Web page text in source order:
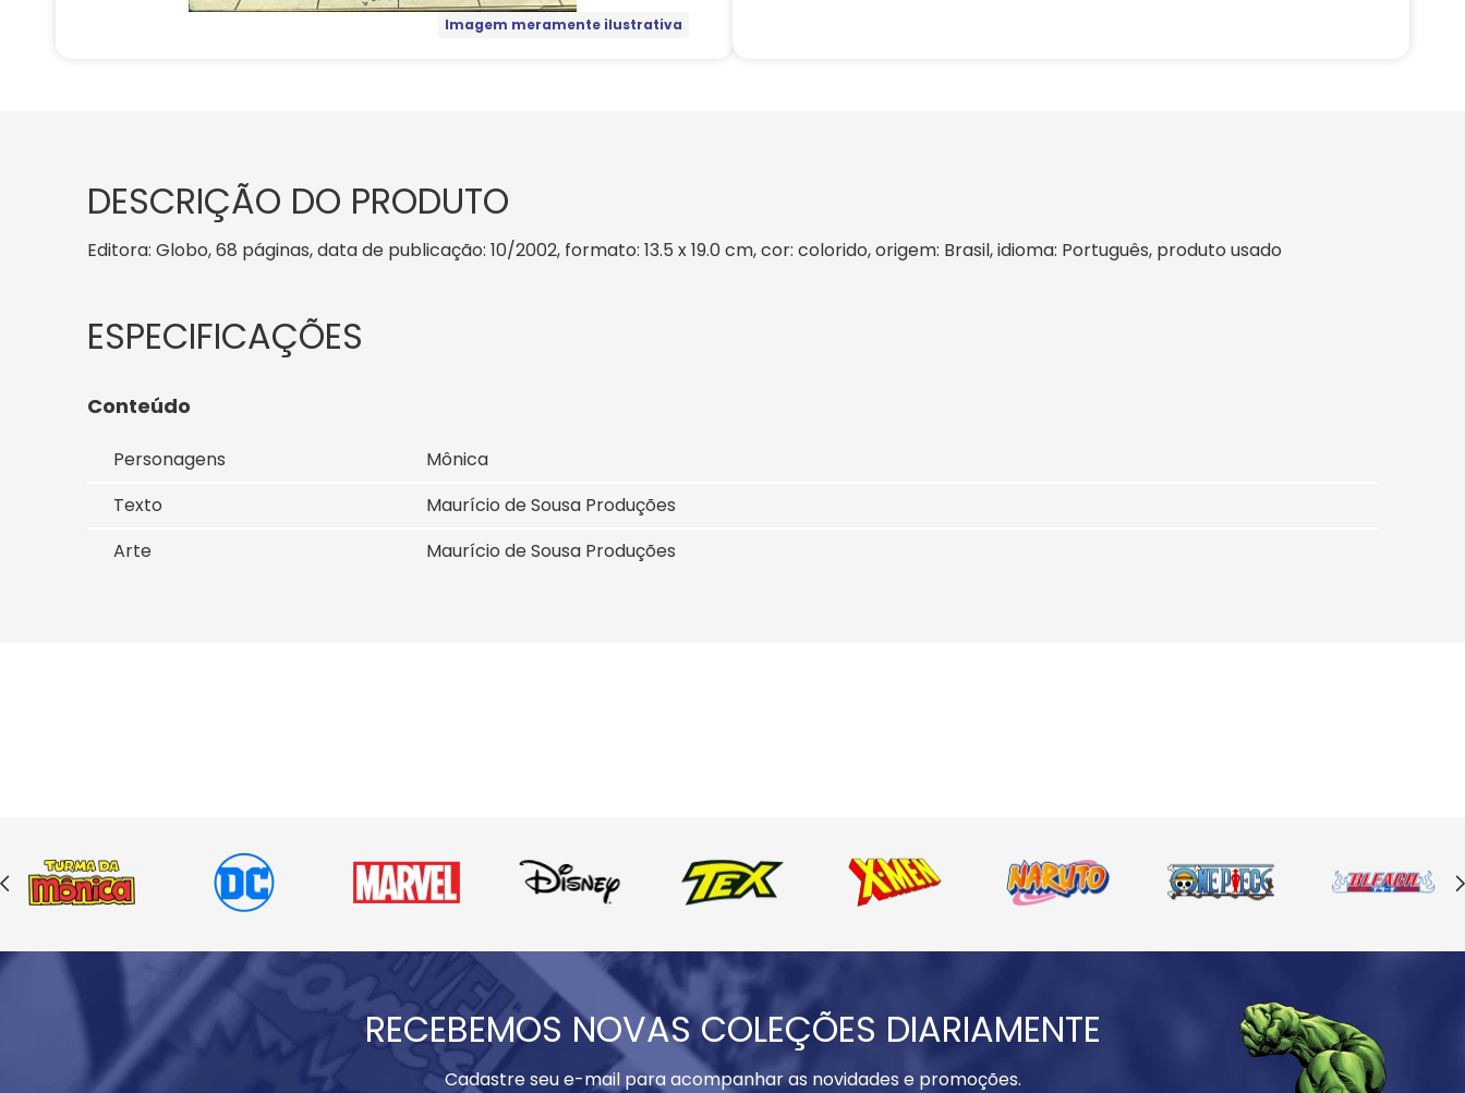
Imagem meramente ilustrativa
DESCRIÇÃO DO PRODUTO
Editora: Globo, 68 páginas, data de publicação: 10/2002, formato: 13.5 x 19.0 cm, cor: colorido, origem: Brasil, idioma: Português, produto usado
Conteúdo
Personagens
Mônica
Texto
Maurício de Sousa Produções
Arte
Maurício de Sousa Produções
RECEBEMOS NOVAS COLEÇÕES DIARIAMENTE
Cadastre seu e-mail para acompanhar as novidades e promoções.